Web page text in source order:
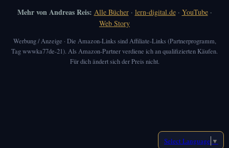
Select Language ▼
Mehr von Andreas Reis: Alle Bücher· lern-digital.de· YouTube·
Web Story
Werbung / Anzeige · Die Amazon-Links sind Affiliate-Links (Partnerprogramm,
Tag wwwka77de-21). Als Amazon-Partner verdiene ich an qualifizierten Käufen.
Für dich ändert sich der Preis nicht.